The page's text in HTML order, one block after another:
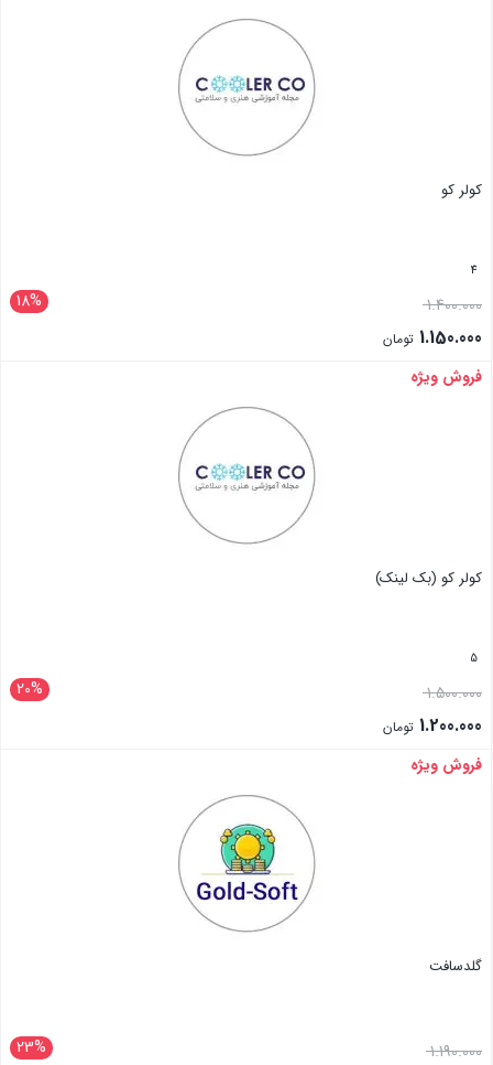
کولر کو
4
18% 1.400.000
1.150.000 تومان
بستن
فروش ویژه
کولر کو (بک لینک)
5
20% 1.500.000
1.200.000 تومان
بستن
فروش ویژه
گلد‌سافت
23% 1.190.000